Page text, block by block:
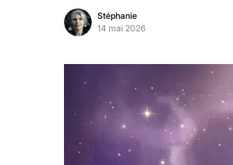
Stéphanie
14 mai 2026